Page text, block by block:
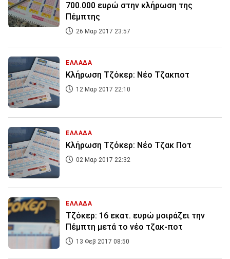
700.000 ευρώ στην κλήρωση της
Πέμπτης
26 Μαρ 2017 23:57
ΕΛΛΑΔΑ
Κλήρωση Τζόκερ: Νέο Τζακποτ
12 Μαρ 2017 22:10
ΕΛΛΑΔΑ
Κλήρωση Τζόκερ: Νέο Τζακ Ποτ
02 Μαρ 2017 22:32
ΕΛΛΑΔΑ
Τζόκερ: 16 εκατ. ευρώ μοιράζει την
Πέμπτη μετά το νέο τζακ-ποτ
13 Φεβ 2017 08:50